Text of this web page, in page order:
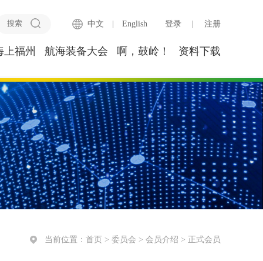
登录 注册
中文 English
上福州 航海装备大会 啊，鼓岭！ 资料下载
当前位置： 首页 > 委员会 > 会员介绍 > 正式会员